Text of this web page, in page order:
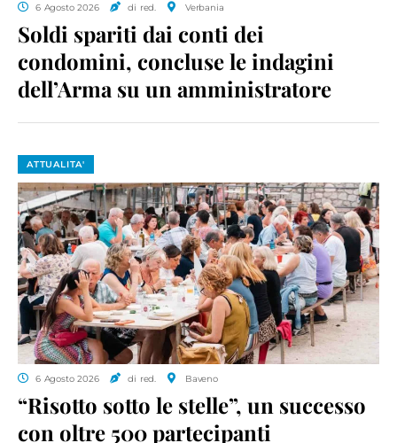
6 Agosto 2026 di red. Verbania
Soldi spariti dai conti dei
condomini, concluse le indagini
dell’Arma su un amministratore
ATTUALITA'
6 Agosto 2026 di red. Baveno
“Risotto sotto le stelle”, un successo
con oltre 500 partecipanti